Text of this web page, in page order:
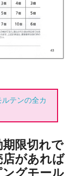
ルテンの全カ
限切れで
があれば
グモール